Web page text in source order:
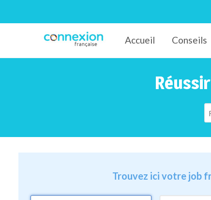
Connexion-Française Accueil Conseils
Trouvez ici votre job